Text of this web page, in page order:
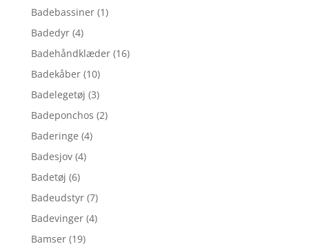
Badebassiner (1)
Badedyr (4)
Badehåndklæder (16)
Badekåber (10)
Badelegetøj (3)
Badeponchos (2)
Baderinge (4)
Badesjov (4)
Badetøj (6)
Badeudstyr (7)
Badevinger (4)
Bamser (19)